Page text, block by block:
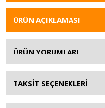
ÜRÜN AÇIKLAMASI
ÜRÜN YORUMLARI
TAKSİT SEÇENEKLERİ